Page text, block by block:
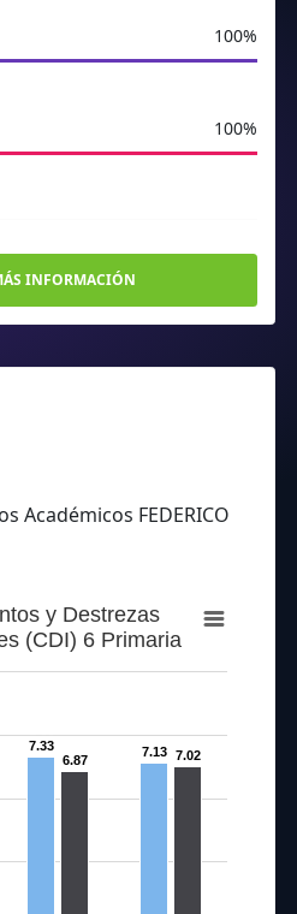
100%
100%
INFORMACIÓN
Académicos FEDERICO
y Destrezas
(CDI) 6 Primaria
7.33
7.13
6.87
7.02